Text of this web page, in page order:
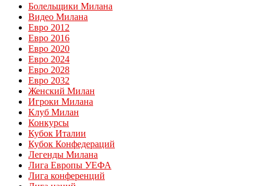
Болельщики Милана
Видео Милана
Евро 2012
Евро 2016
Евро 2020
Евро 2024
Евро 2028
Евро 2032
Женский Милан
Игроки Милана
Клуб Милан
Конкурсы
Кубок Италии
Кубок Конфедераций
Легенды Милана
Лига Европы УЕФА
Лига конференций